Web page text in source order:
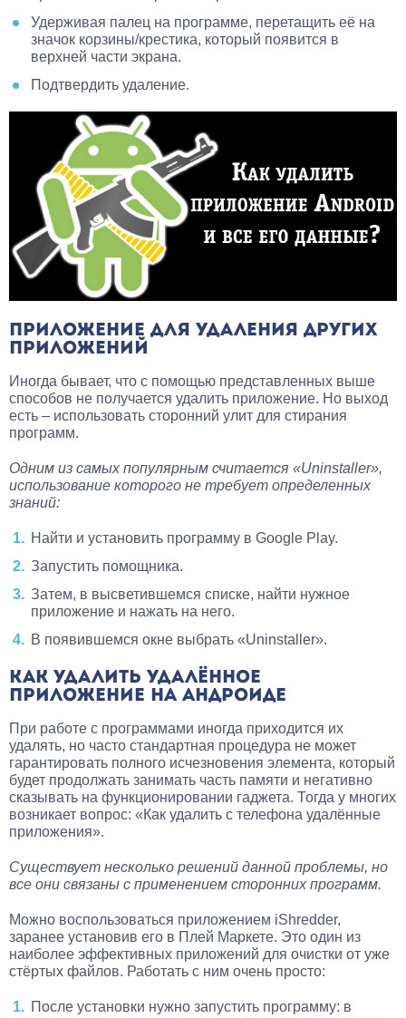
Удерживая палец на программе, перетащить её на
значок корзины/крестика, который появится в
верхней части экрана.
Подтвердить удаление.
ПРИЛОЖЕНИЕ ДЛЯ УДАЛЕНИЯ ДРУГИХ
ПРИЛОЖЕНИЙ
Иногда бывает, что с помощью представленных выше
способов не получается удалить приложение. Но выход
есть – использовать сторонний улит для стирания
программ.
Одним из самых популярным считается «Uninstaller»,
использование которого не требует определенных
знаний:
Найти и установить программу в Google Play.
Запустить помощника.
Затем, в высветившемся списке, найти нужное
приложение и нажать на него.
В появившемся окне выбрать «Uninstaller».
КАК УДАЛИТЬ УДАЛЁННОЕ
ПРИЛОЖЕНИЕ НА АНДРОИДЕ
При работе с программами иногда приходится их
удалять, но часто стандартная процедура не может
гарантировать полного исчезновения элемента, который
будет продолжать занимать часть памяти и негативно
сказывать на функционировании гаджета. Тогда у многих
возникает вопрос: «Как удалить с телефона удалённые
приложения».
Существует несколько решений данной проблемы, но
все они связаны с применением сторонних программ.
Можно воспользоваться приложением iShredder,
заранее установив его в Плей Маркете. Это один из
наиболее эффективных приложений для очистки от уже
стёртых файлов. Работать с ним очень просто:
После установки нужно запустить программу: в